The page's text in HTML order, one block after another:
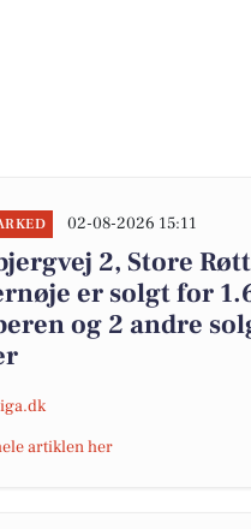
02-08-2026 15:11
2, Store
er solgt for
og 2 andre
artiklen her